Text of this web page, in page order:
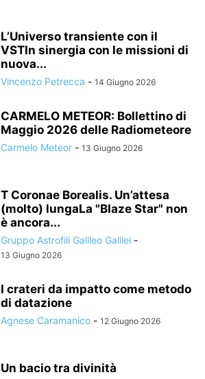
L’Universo transiente con il
VSTIn sinergia con le missioni di
nuova...
Vincenzo Petrecca - 14 Giugno 2026
CARMELO METEOR: Bollettino di
Maggio 2026 delle Radiometeore
Carmelo Meteor - 13 Giugno 2026
T Coronae Borealis. Un’attesa
(molto) lungaLa "Blaze Star" non
è ancora...
Gruppo Astrofili Galileo Galilei -
13 Giugno 2026
I crateri da impatto come metodo
di datazione
Agnese Caramanico - 12 Giugno 2026
Un bacio tra divinità